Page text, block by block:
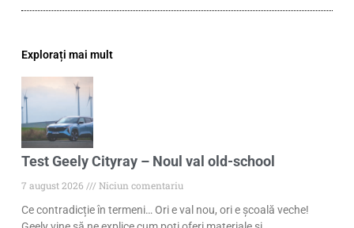
Explorați mai mult
Test Geely Cityray – Noul val old-school
7 august 2026
Niciun comentariu
Ce contradicție în termeni… Ori e val nou, ori e școală veche!